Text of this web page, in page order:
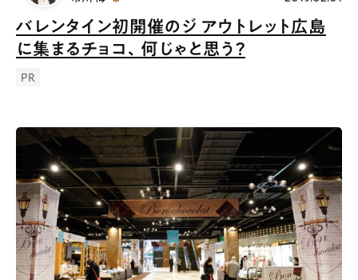
バレンタイン初開催のジ アウトレット広島
に集まるチョコ、何じゃと思う？
PR